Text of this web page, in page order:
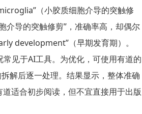
（小胶质细胞介导的突触修
介导的突触修剪”，准确率高，却偶尔
development”（早期发育期）。
见于AI工具。为优化，可使用有道的
解后逐一处理。结果显示，整体准确
适合初步阅读，但不宜直接用于出版